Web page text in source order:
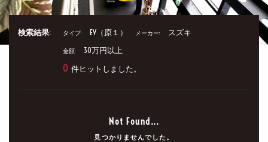
検索結果: タイプ: EV（原１） メーカー: スズキ
金額: 30万円以上
0 件ヒットしました。
Not Found...
見つかりませんでした。